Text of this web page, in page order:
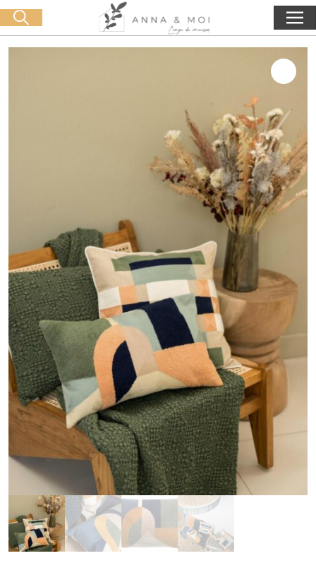
Livraison offerte dès 60€ d'achat 0,00€